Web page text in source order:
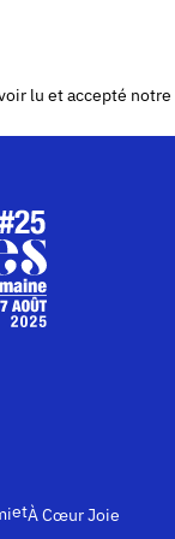
lu et accepté notre
etÀ Cœur Joie